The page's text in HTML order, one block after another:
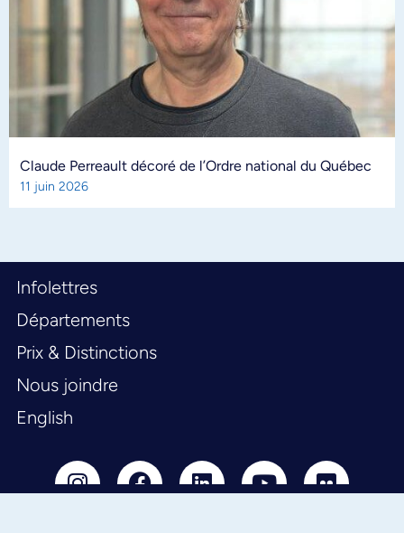
Claude Perreault décoré de l’Ordre national du Québec
11 juin 2026
Infolettres
Départements
Prix & Distinctions
Nous joindre
English